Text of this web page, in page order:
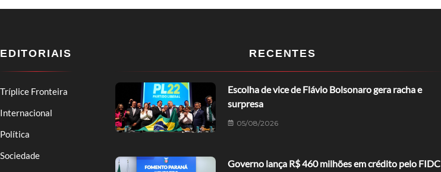
EDITORIAIS
Tríplice Fronteira
Internacional
Política
Sociedade
RECENTES
Escolha de vice de Flávio Bolsonaro gera racha e
surpresa
05/08/2026
Governo lança R$ 460 milhões em crédito pelo FIDC